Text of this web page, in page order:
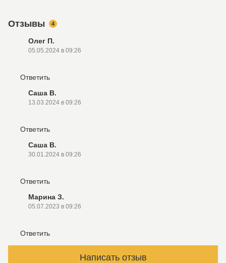
Отзывы 4
Олег П.
05.05.2024 в 09:26
Ответить
Саша В.
13.03.2024 в 09:26
Ответить
Саша В.
30.01.2024 в 09:26
Ответить
Марина З.
05.07.2023 в 09:26
Ответить
Написать отзыв